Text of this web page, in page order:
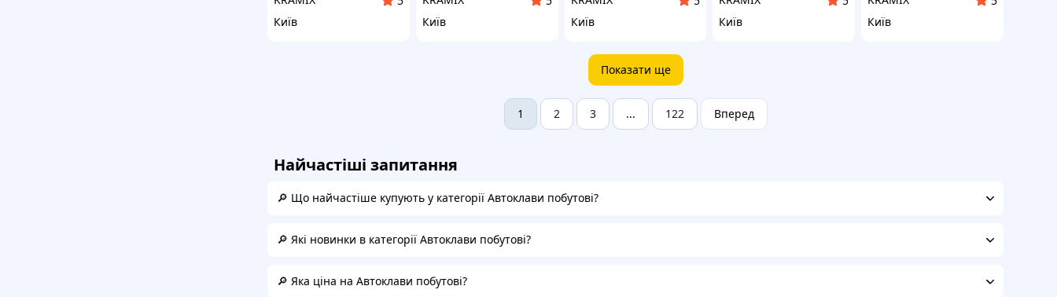
Київ
Київ
Київ
Київ
Київ
Показати ще
1 2 3 ... 122 Вперед
Найчастіші запитання
🔎 Що найчастіше купують у категорії Автоклави побутові?
🔎 Які новинки в категорії Автоклави побутові?
🔎 Яка ціна на Автоклави побутові?